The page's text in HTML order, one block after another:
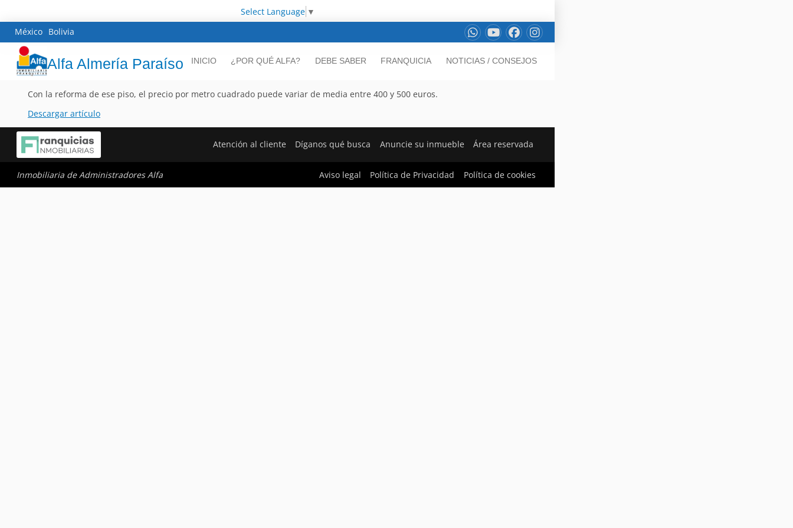
Select Language ▼
México Bolivia
Alfa Almería Paraíso INICIO ¿POR QUÉ ALFA? DEBE SABER FRANQUICIA NOTICIAS / CONSEJOS
Con la reforma de ese piso, el precio por metro cuadrado puede variar de media entre 400 y 500 euros.
Descargar artículo
Atención al cliente Díganos qué busca Anuncie su inmueble Área reservada
Inmobiliaria de Administradores Alfa Aviso legal Política de Privacidad Política de cookies